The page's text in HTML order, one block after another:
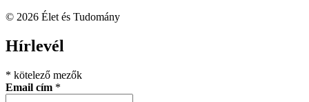
© 2026 Élet és Tudomány
facebook-
1
youtube-
1
email
Hírlevél
* kötelező mezők
Email cím *